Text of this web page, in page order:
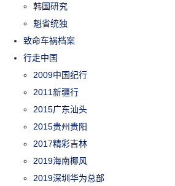
韩国研究
魁省统独
致命车祸档案
行走中国
2009中国纪行
2011新疆行
2015广东汕头
2015贵州贵阳
2017精彩吉林
2019海南椰风
2019深圳华为总部